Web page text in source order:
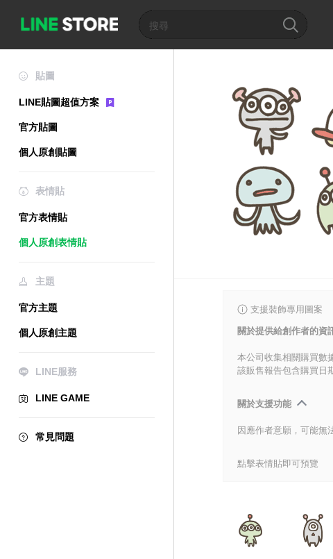
貼圖
LINE貼圖超值方案
官方貼圖
個人原創貼圖
表情貼
官方表情貼
個人原創表情貼
主題
官方主題
個人原創主題
LINE服務
LINE GAME
常見問題
支援裝飾專用圖案
關於提供給創作者的資
本公司收集相關購買數
該販售報告包含購買日
關於支援功能
因應作者意願，可能無
點擊表情貼即可預覽